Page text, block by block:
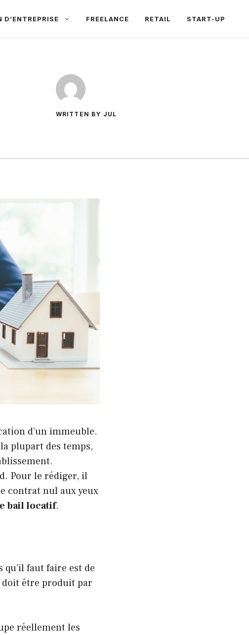
D’ENTREPRISE FREELANCE RETAIL START-UP
WRITTEN BY JUL
d’un immeuble.
plupart des temps,
Pour le rédiger, il
contrat nul aux yeux
bail locatif.
faut faire est de
doit être produit par
réellement les